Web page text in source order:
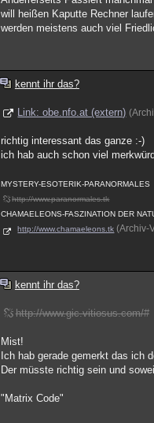
will heißen Kaputte Rechner
werden meistens auch viel
kennt ihr das?
Link: obe.nfo.at (extern)
richtig interessant das ganze :-)
ich hab auch schon viel
MYSTERY-ESOTERIK-PARANORMALES
http://www.paranormales.tk
CHAMAELEONS-FASZINATION DER
http://www.chamaeleons.tk (Archiv-
kennt ihr das?
http://www.gic.vitiosus.com/#
Mist!
Ich hab gerade gemerkt das ich
Der müsste richtig sein und
"Matrix Code"